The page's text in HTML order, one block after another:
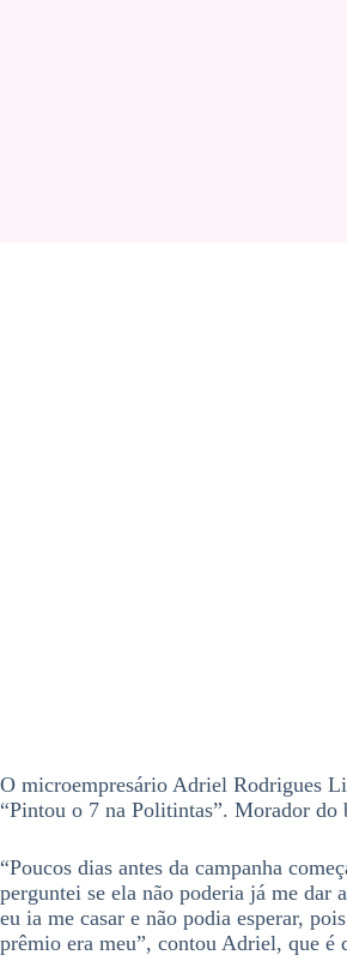
O microempresário Adriel Rodrigues
“Pintou o 7 na Politintas”. Morador do
“Poucos dias antes da campanha
perguntei se ela não poderia já me dar
eu ia me casar e não podia esperar,
prêmio era meu”, contou Adriel, que é